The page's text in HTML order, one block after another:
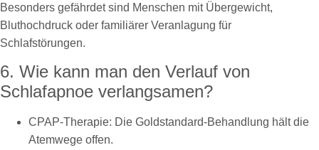
Besonders gefährdet sind Menschen mit Übergewicht,
Bluthochdruck oder familiärer Veranlagung für
Schlafstörungen.
6. Wie kann man den Verlauf von
Schlafapnoe verlangsamen?
CPAP-Therapie: Die Goldstandard-Behandlung hält die
Atemwege offen.